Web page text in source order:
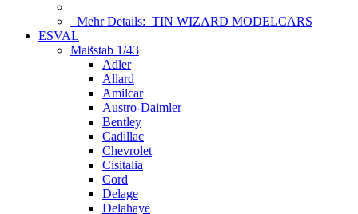
Mehr Details: TIN WIZARD MODELCARS
ESVAL
Maßstab 1/43
Adler
Allard
Amilcar
Austro-Daimler
Bentley
Cadillac
Chevrolet
Cisitalia
Cord
Delage
Delahaye